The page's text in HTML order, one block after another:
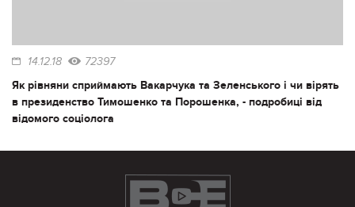
14.12.18 72397
Як рівняни сприймають Вакарчука та Зеленського і чи вірять
в президенство Тимошенко та Порошенка, - подробиці від
відомого соціолога